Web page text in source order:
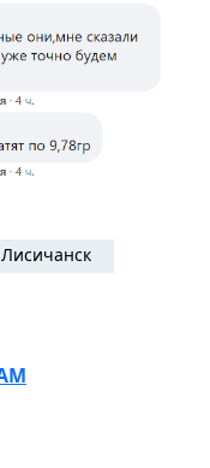
Лисичанск